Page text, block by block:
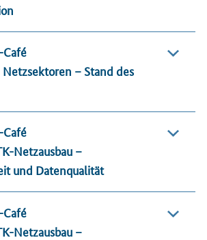
Café
– Stand des
Café
Netzausbau –
und Datenqualität
Café
Netzausbau –